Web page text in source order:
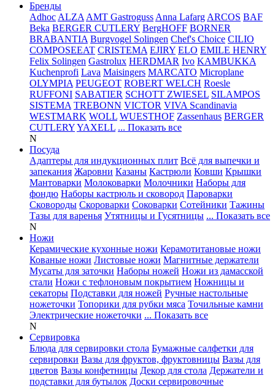
Бренды
Adhoc ALZA AMT Gastroguss Anna Lafarg ARCOS BAF
Beka BERGER CUTLERY BergHOFF BORNER
BRABANTIA Burgvogel Solingen Chef's Choice CILIO
COMPOSEEAT CRISTEMA EJIRY ELO EMILE HENRY
Felix Solingen Gastrolux HERDMAR Ivo KAMBUKKA
Kuchenprofi Lava Maisingers MARCATO Microplane
OLYMPIA PEUGEOT ROBERT WELCH Roesle
RUFFONI SABATIER SCHOTT ZWIESEL SILAMPOS
SISTEMA TREBONN VICTOR VIVA Scandinavia
WESTMARK WOLL WUESTHOF Zassenhaus BERGER
CUTLERYYAXELL ... Показать все
N
Посуда
Адаптеры для индукционных плит Всё для выпечки и
запекания Жаровни Казаны Кастрюли Ковши Крышки
Мантоварки Молоковарки Молочники Наборы для
фондю Наборы кастрюль и сковород Пароварки
Сковороды Скороварки Соковарки Сотейники Тажины
Тазы для варенья Утятницы и Гусятницы ... Показать все
N
Ножи
Керамические кухонные ножи Керамотитановые ножи
Кованые ножи Листовые ножи Магнитные держатели
Мусаты для заточки Наборы ножей Ножи из дамасской
стали Ножи с тефлоновым покрытием Ножницы и
секаторы Подставки для ножей Ручные настольные
ножеточки Топорики для рубки мяса Точильные камни
Электрические ножеточки ... Показать все
N
Сервировка
Блюда для сервировки стола Бумажные салфетки для
сервировки Вазы для фруктов, фруктовницы Вазы для
цветов Вазы конфетницы Декор для стола Держатели и
подставки для бутылок Доски сервировочные